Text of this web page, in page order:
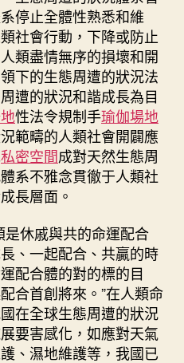
停止全體性熟悉和維
社會行動，下降或防止
類盡情無序的損壞和開
下的生態周遭的狀況法
遭的狀況和諧成長為目
性法令規制手瑜伽場地
範疇的人類社會開闢應
私密空間成對天然生態周
系不雅念貫徹于人類社
長層面。
是休戚與共的命運配合
、一起配合、共贏的時
配合體的對的標的目
合首創將來。”在人類命
在全球生態周遭的狀況
要害感化，如應對天氣
、濕地維護等，我國已